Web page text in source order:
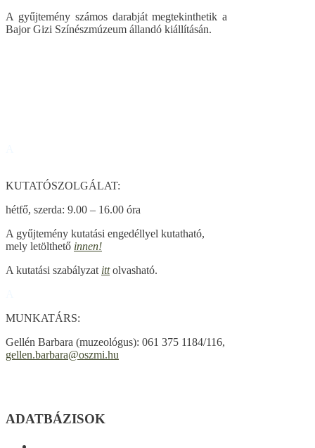
A gyűjtemény számos darabját megtekinthetik a
Bajor Gizi Színészmúzeum állandó kiállításán.
KUTATÓSZOLGÁLAT:
hétfő, szerda: 9.00 – 16.00 óra
A gyűjtemény kutatási engedéllyel kutatható,
mely letölthető innen!
A kutatási szabályzat ittolvasható.
MUNKATÁRS:
Gellén Barbara (muzeológus): 061 375 1184/116,
gellen.barbara@oszmi.hu
ADATBÁZISOK